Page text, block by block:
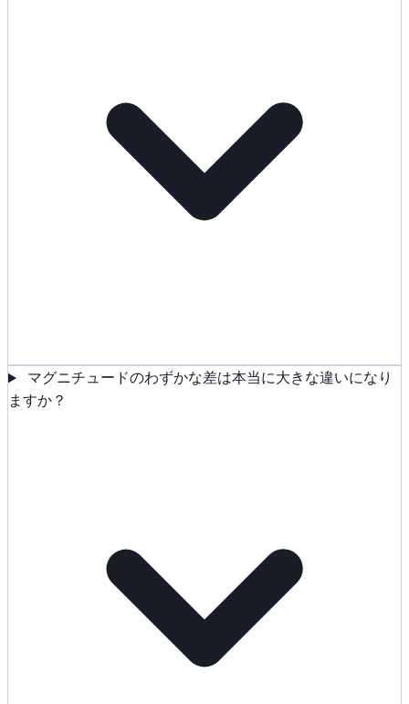
マグニチュードのわずかな差は本当に大きな違いになり
ますか？